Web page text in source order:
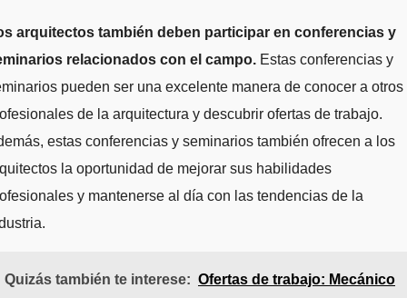
arquitectos también deben participar en conferencias y
relacionados con el campo. Estas conferencias y
pueden ser una excelente manera de conocer a otros
de la arquitectura y descubrir ofertas de trabajo.
estas conferencias y seminarios también ofrecen a los
la oportunidad de mejorar sus habilidades
y mantenerse al día con las tendencias de la
Quizás también te interese: Ofertas de trabajo: Mecánico